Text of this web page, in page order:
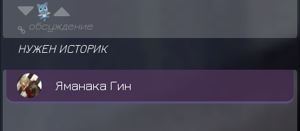
обсуждение
НУЖЕН ИСТОРИК
Яманака Гин